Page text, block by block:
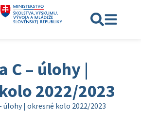
C – úlohy |
2022/2023
úlohy | okresné kolo 2022/2023